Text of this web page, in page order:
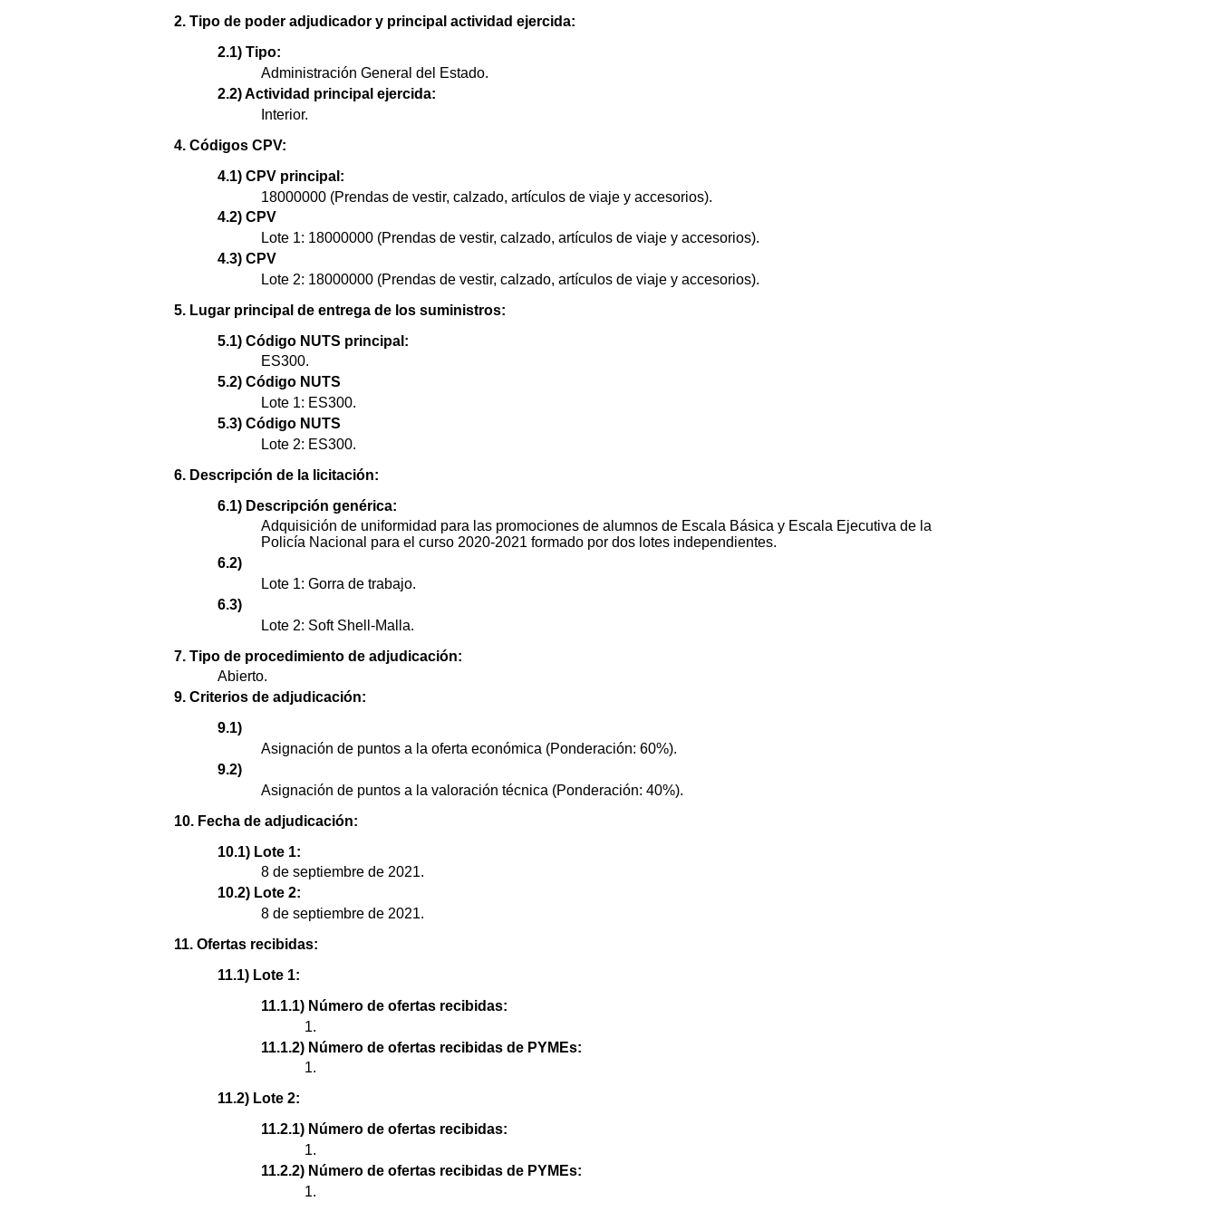
2. Tipo de poder adjudicador y principal actividad ejercida:
2.1) Tipo:
Administración General del Estado.
2.2) Actividad principal ejercida:
Interior.
4. Códigos CPV:
4.1) CPV principal:
18000000 (Prendas de vestir, calzado, artículos de viaje y accesorios).
4.2) CPV
Lote 1: 18000000 (Prendas de vestir, calzado, artículos de viaje y accesorios).
4.3) CPV
Lote 2: 18000000 (Prendas de vestir, calzado, artículos de viaje y accesorios).
5. Lugar principal de entrega de los suministros:
5.1) Código NUTS principal:
ES300.
5.2) Código NUTS
Lote 1: ES300.
5.3) Código NUTS
Lote 2: ES300.
6. Descripción de la licitación:
6.1) Descripción genérica:
Adquisición de uniformidad para las promociones de alumnos de Escala Básica y Escala Ejecutiva de la
Policía Nacional para el curso 2020-2021 formado por dos lotes independientes.
6.2)
Lote 1: Gorra de trabajo.
6.3)
Lote 2: Soft Shell-Malla.
7. Tipo de procedimiento de adjudicación:
Abierto.
9. Criterios de adjudicación:
9.1)
Asignación de puntos a la oferta económica (Ponderación: 60%).
9.2)
Asignación de puntos a la valoración técnica (Ponderación: 40%).
10. Fecha de adjudicación:
10.1) Lote 1:
8 de septiembre de 2021.
10.2) Lote 2:
8 de septiembre de 2021.
11. Ofertas recibidas:
11.1) Lote 1:
11.1.1) Número de ofertas recibidas:
1.
11.1.2) Número de ofertas recibidas de PYMEs:
1.
11.2) Lote 2:
11.2.1) Número de ofertas recibidas:
1.
11.2.2) Número de ofertas recibidas de PYMEs:
1.